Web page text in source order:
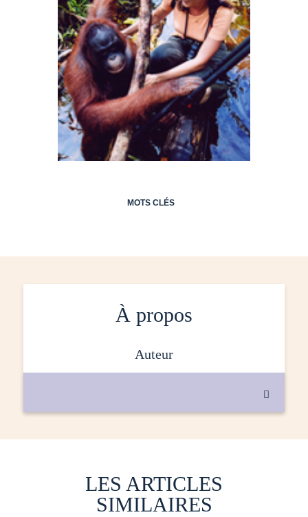
MOTS CLÉS
À propos
auteur

LES ARTICLES
SIMILAIRES